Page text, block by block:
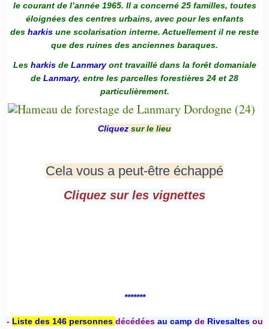
le courant de l’année 1965. Il a concerné 25 familles, toutes
éloignées des centres urbains, avec pour les enfants
des harkis une scolarisation interne. Actuellement il ne reste
que des ruines des anciennes baraques.
Les harkis de Lanmaryont travaillé dans la forêt domaniale
de Lanmary, entre les parcelles forestières 24 et 28
particulièrement.
Cliquez sur le lieu
Cela vous a peut-être échappé
Cliquez sur les vignettes
*******
- Liste des 146 personnes décédées au camp deRivesaltesou